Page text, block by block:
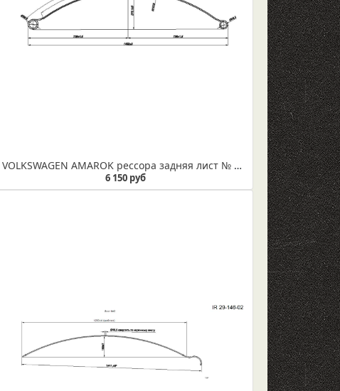
VOLKSWAGEN AMAROK рессора задняя лист № 1 со втулками (3-х листовая) (Арт.IR 29-68-01в)
6 150 руб